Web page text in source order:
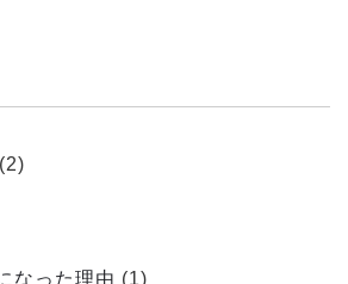
(2)
なった理由 (1)